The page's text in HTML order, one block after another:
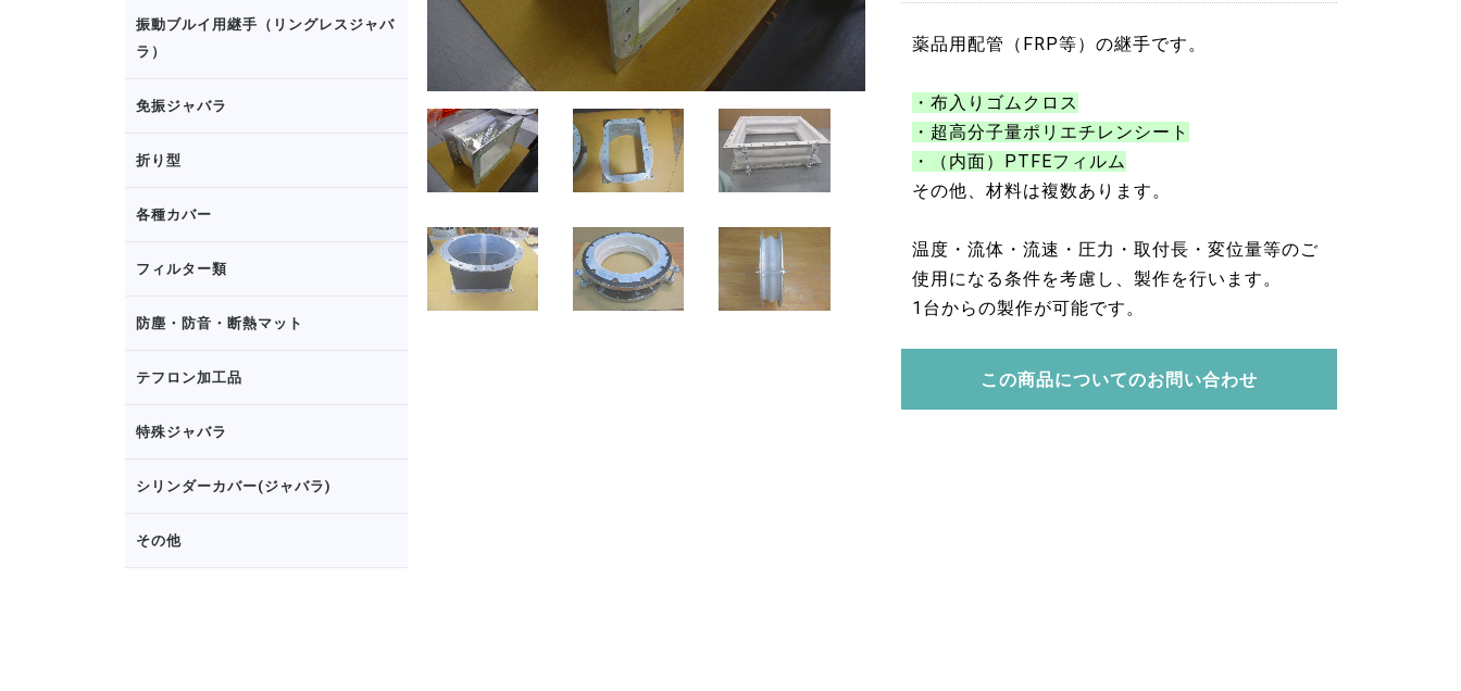
振動ブルイ用継手（リングレスジャバ
ラ）
免振ジャバラ
折り型
各種カバー
フィルター類
防塵・防音・断熱マット
テフロン加工品
特殊ジャバラ
シリンダーカバー(ジャバラ)
その他
薬品用配管（FRP等）の継手です。
・布入りゴムクロス
・超高分子量ポリエチレンシート
・（内面）PTFEフィルム
その他、材料は複数あります。
温度・流体・流速・圧力・取付長・変位量等のご
使用になる条件を考慮し、製作を行います。
1台からの製作が可能です。
この商品についてのお問い合わせ